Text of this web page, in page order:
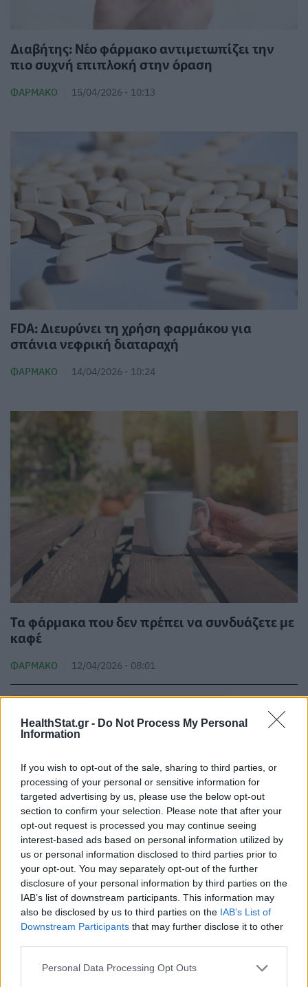
HealthStat.gr - Do Not Process My Personal
Information
If you wish to opt-out of the sale, sharing to third parties, or
processing of your personal or sensitive information for
targeted advertising by us, please use the below opt-out
section to confirm your selection. Please note that after your
opt-out request is processed you may continue seeing
interest-based ads based on personal information utilized by
us or personal information disclosed to third parties prior to
your opt-out. You may separately opt-out of the further
disclosure of your personal information by third parties on the
IAB’s list of downstream participants. This information may
also be disclosed by us to third parties on the IAB’s List of
Downstream Participants that may further disclose it to other
Personal Data Processing Opt Outs
Διαβήτης: Νέο φάρμακο αντιμετωπίζει την
πιο συχνή επιπλοκή στην όραση
ΦΆΡΜΑΚΟ 15/04/2026 - 10:13
FDA: Διευρύνει τη χρήση φαρμάκου για
σπάνια νεφρική διαταραχή
ΦΆΡΜΑΚΟ 14/04/2026 - 10:24
Τα φάρμακα που δεν πρέπει να συνδυάζετε με
καφέ
ΦΆΡΜΑΚΟ 12/04/2026 - 08:01
Τα 6 συχνά λάθη που κάνουν όσοι
παίρνουν φάρμακα αδυνατίσματος
ΦΆΡΜΑΚΟ 09/04/2026 - 13:02